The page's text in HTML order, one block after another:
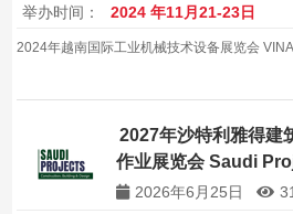
举办时间：
2024 年11月21-23日
2024年越南国际工业机械技术设备展览会
2027年沙特利雅得建
作业展览会 Saudi
2026年6月25日